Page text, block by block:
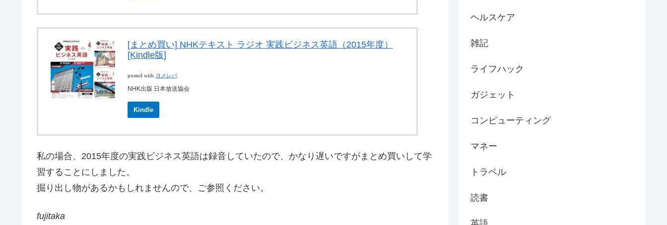
[まとめ買い] NHKテキスト ラジオ 実践ビジネス英語（2015年度）
[Kindle版]
posted with ヨメレバ
NHK出版 日本放送協会
Kindle
私の場合、2015年度の実践ビジネス英語は録音していたので、かなり遅いですがまとめ買いして学
習することにしました。
掘り出し物があるかもしれませんので、ご参照ください。
fujitaka
ヘルスケア
雑記
ライフハック
ガジェット
コンピューティング
マネー
トラベル
読書